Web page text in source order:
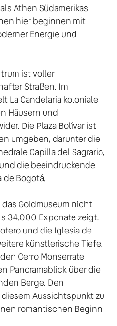
Athen Südamerikas
hier beginnen mit
Energie und
ist voller
Straßen. Im
La Candelaria koloniale
Häusern und
Die Plaza Bolívar ist
umgeben, darunter die
Capilla del Sagrario,
die beeindruckende
de Bogotá.
Goldmuseum nicht
34.000 Exponate zeigt.
und die Iglesia de
künstlerische Tiefe.
Cerro Monserrate
Panoramablick über die
Berge. Den
Aussichtspunkt zu
romantischen Beginn